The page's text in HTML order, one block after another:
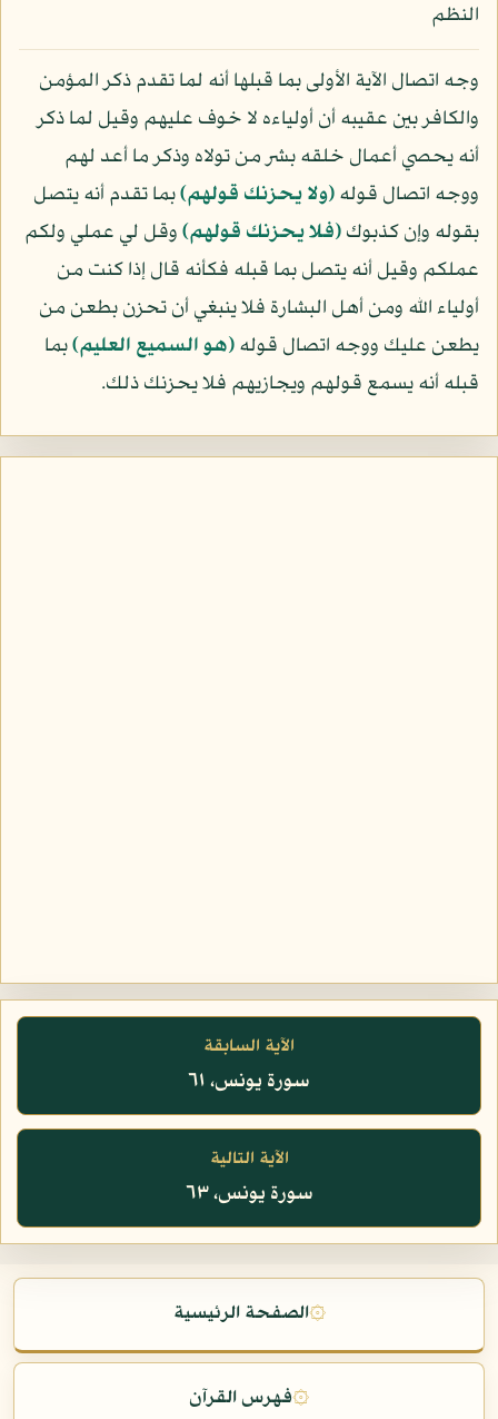
النظم
وجه اتصال الآية الأولى بما قبلها أنه لما تقدم ذكر المؤمن
والكافر بين عقيبه أن أولياءه لا خوف عليهم وقيل لما ذكر
أنه يحصي أعمال خلقه بشر من تولاه وذكر ما أعد لهم
ووجه اتصال قوله﴿ولا يحزنك قولهم﴾بما تقدم أنه يتصل
بقوله وإن كذبوك﴿فلا يحزنك قولهم﴾وقل لي عملي ولكم
عملكم وقيل أنه يتصل بما قبله فكأنه قال إذا كنت من
أولياء الله ومن أهل البشارة فلا ينبغي أن تحزن بطعن من
يطعن عليك ووجه اتصال قوله﴿هو السميع العليم﴾بما
قبله أنه يسمع قولهم ويجازيهم فلا يحزنك ذلك.
الآية السابقة
سورة يونس، ٦١
الآية التالية
سورة يونس، ٦٣
۞الصفحة الرئيسية
۞فهرس القرآن